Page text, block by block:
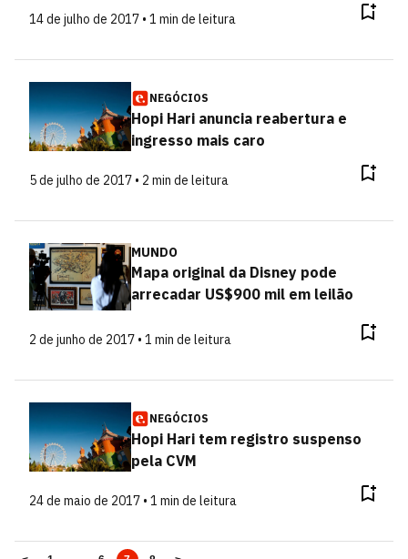
14 de julho de 2017 • 1 min de leitura
NEGÓCIOS
Hopi Hari anuncia reabertura e
ingresso mais caro
5 de julho de 2017 • 2 min de leitura
MUNDO
Mapa original da Disney pode
arrecadar US$900 mil em leilão
2 de junho de 2017 • 1 min de leitura
NEGÓCIOS
Hopi Hari tem registro suspenso
pela CVM
24 de maio de 2017 • 1 min de leitura